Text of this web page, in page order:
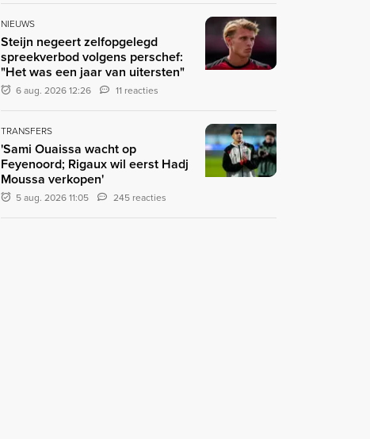
NIEUWS
Steijn negeert zelfopgelegd
spreekverbod volgens perschef:
"Het was een jaar van uitersten"
6 aug. 2026 12:26 11 reacties
TRANSFERS
'Sami Ouaissa wacht op
Feyenoord; Rigaux wil eerst Hadj
Moussa verkopen'
5 aug. 2026 11:05 245 reacties